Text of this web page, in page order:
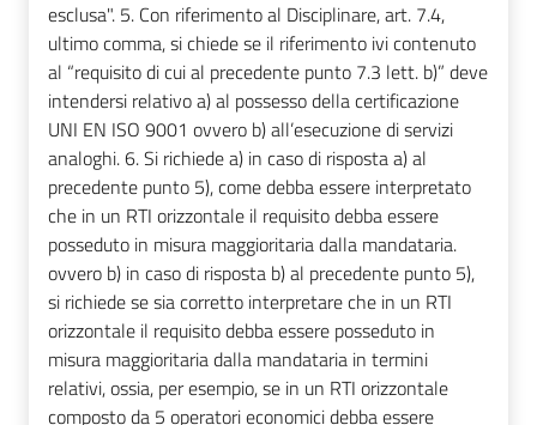
esclusa". 5. Con riferimento al Disciplinare, art. 7.4,
ultimo comma, si chiede se il riferimento ivi contenuto
al “requisito di cui al precedente punto 7.3 lett. b)” deve
intendersi relativo a) al possesso della certificazione
UNI EN ISO 9001 ovvero b) all’esecuzione di servizi
analoghi. 6. Si richiede a) in caso di risposta a) al
precedente punto 5), come debba essere interpretato
che in un RTI orizzontale il requisito debba essere
posseduto in misura maggioritaria dalla mandataria.
ovvero b) in caso di risposta b) al precedente punto 5),
si richiede se sia corretto interpretare che in un RTI
orizzontale il requisito debba essere posseduto in
misura maggioritaria dalla mandataria in termini
relativi, ossia, per esempio, se in un RTI orizzontale
composto da 5 operatori economici debba essere